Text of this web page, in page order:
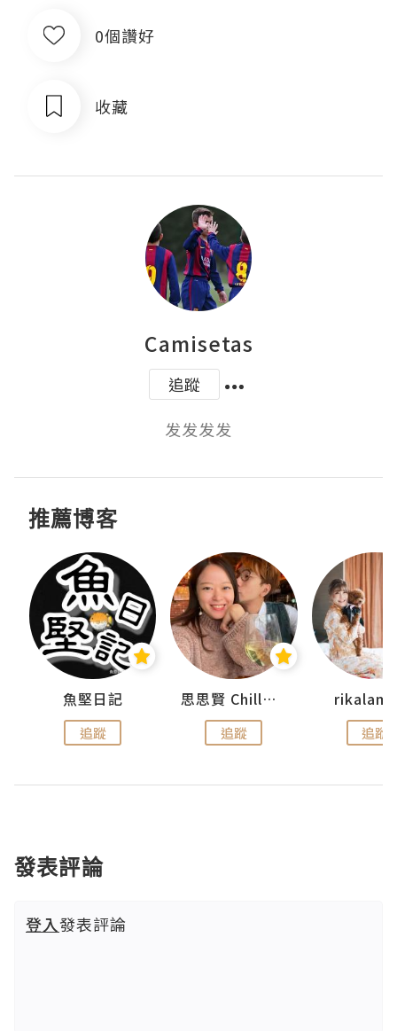
0個讚好
收藏
Camisetas
追蹤
发发发发
推薦博客
魚堅日記
追蹤
思思賢 ChillMyBabe
追蹤 追蹤
發表評論
登入發表評論